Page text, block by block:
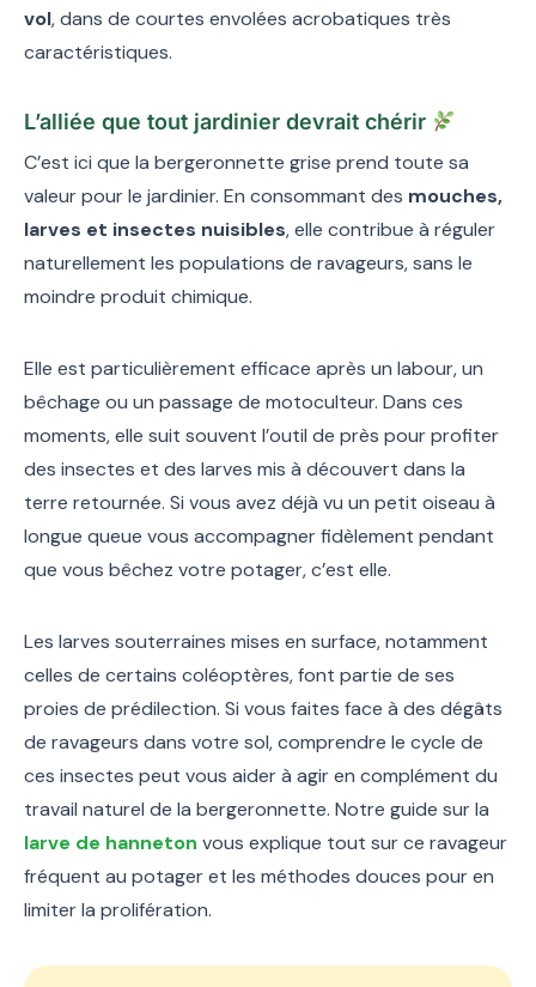
vol, dans de courtes envolées acrobatiques très
caractéristiques.
L’alliée que tout jardinier devrait chérir
C’est ici que la bergeronnette grise prend toute sa
valeur pour le jardinier. En consommant des mouches,
larves et insectes nuisibles, elle contribue à réguler
naturellement les populations de ravageurs, sans le
moindre produit chimique.
Elle est particulièrement efficace après un labour, un
bêchage ou un passage de motoculteur. Dans ces
moments, elle suit souvent l’outil de près pour profiter
des insectes et des larves mis à découvert dans la
terre retournée. Si vous avez déjà vu un petit oiseau à
longue queue vous accompagner fidèlement pendant
que vous bêchez votre potager, c’est elle.
Les larves souterraines mises en surface, notamment
celles de certains coléoptères, font partie de ses
proies de prédilection. Si vous faites face à des dégâts
de ravageurs dans votre sol, comprendre le cycle de
ces insectes peut vous aider à agir en complément du
travail naturel de la bergeronnette. Notre guide sur la
larve de hanneton vous explique tout sur ce ravageur
fréquent au potager et les méthodes douces pour en
limiter la prolifération.